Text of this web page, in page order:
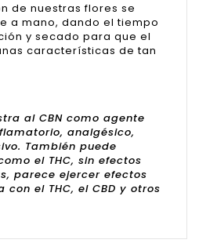
de nuestras flores se
a mano, dando el tiempo
y secado para que el
características de tan
al CBN como agente
analgésico,
También puede
el THC, sin efectos
parece ejercer efectos
el THC, el CBD y otros